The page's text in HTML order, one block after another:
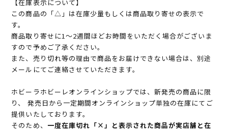
【在庫表示について】
この商品の「△」は在庫少量もしくは商品取り寄せの表示で
す。
商品取り寄せに1～2週間ほどお時間をいただく場合がございま
すので予めご了承ください。
また、売り切れ等の理由で商品をお届けできない場合は、別途
メールにてご連絡させていただきます。
ホビーラホビーレオンラインショップでは、新発売の商品に限
り、 発売日から一定期間オンラインショップ単独の在庫にてご
提供いたしております。
そのため、 一度在庫切れ「×」と表示された商品が実店舗と在